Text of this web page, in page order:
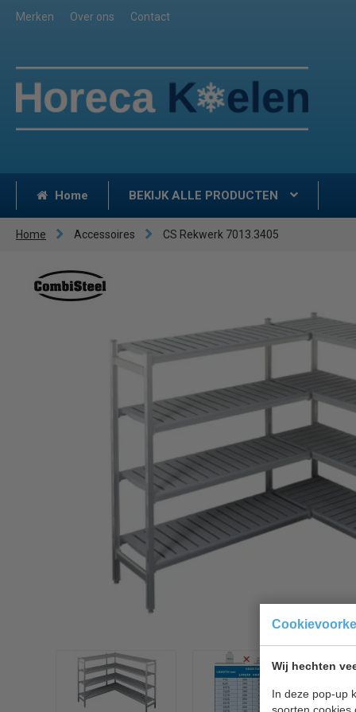
Wij hechten
In deze pop-up
soorten cookies
Merken Over ons Contact
Home BEKIJK ALLE PRODUCTEN
Home Accessoires CS Rekwerk 7013.3405